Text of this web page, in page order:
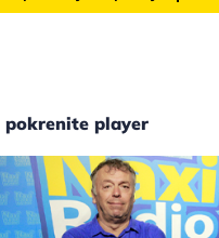
player